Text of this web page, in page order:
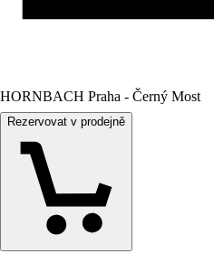
HORNBACH Praha - Černý Most
Rezervovat v prodejně